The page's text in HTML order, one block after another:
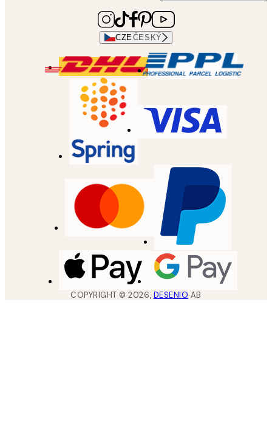
CZEČESKÝ
COPYRIGHT ©2026, DESENIO AB